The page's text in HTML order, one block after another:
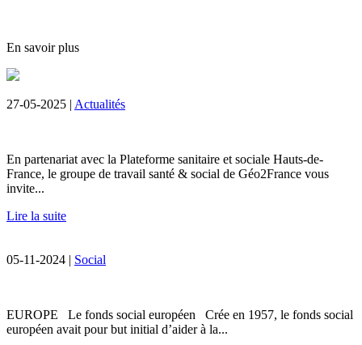
En savoir plus
27-05-2025 | Actualités
En partenariat avec la Plateforme sanitaire et sociale Hauts-de-
France, le groupe de travail santé & social de Géo2France vous
invite...
Lire la suite
05-11-2024 | Social
EUROPE Le fonds social européen Crée en 1957, le fonds social
européen avait pour but initial d’aider à la...